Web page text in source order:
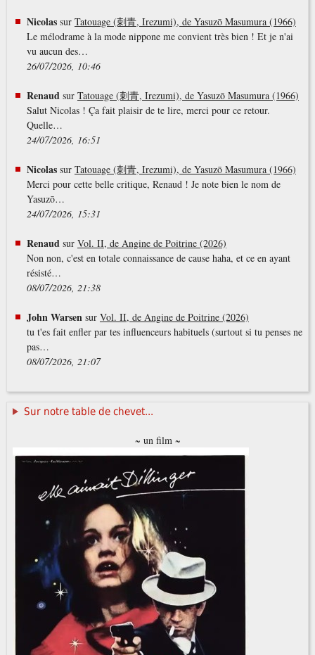
Nicolassur Tatouage (刺青, Irezumi), de Yasuzō Masumura (1966)
Le mélodrame à la mode nippone me convient très bien ! Et je n'ai
vu aucun des…
26/07/2026, 10:46
Renaudsur Tatouage (刺青, Irezumi), de Yasuzō Masumura (1966)
Salut Nicolas ! Ça fait plaisir de te lire, merci pour ce retour.
Quelle…
24/07/2026, 16:51
Nicolassur Tatouage (刺青, Irezumi), de Yasuzō Masumura (1966)
Merci pour cette belle critique, Renaud ! Je note bien le nom de
Yasuzō…
24/07/2026, 15:31
Renaudsur Vol. II, de Angine de Poitrine (2026)
Non non, c'est en totale connaissance de cause haha, et ce en ayant
résisté…
08/07/2026, 21:38
John Warsensur Vol. II, de Angine de Poitrine (2026)
tu t'es fait enfler par tes influenceurs habituels (surtout si tu penses ne
pas…
08/07/2026, 21:07
Sur notre table de chevet...
~ un film ~